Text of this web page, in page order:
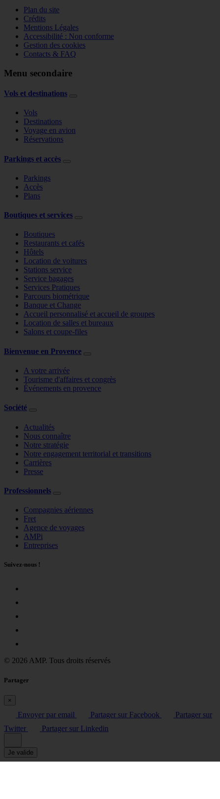
Plan du site
Crédits
Mentions Légales
Accessibilité : Non conforme
Gestion des cookies
Contacts & FAQ
Menu secondaire
Vols et destinations
Vols
Destinations
Voyage en avion
Réservations
Parkings et accès
Parkings
Accès
Plans
Boutiques et services
Boutiques
Restaurants et cafés
Hôtels
Location de voitures
Stations service
Service bagages
Services Pratiques
Parcours biométrique
Banque et Change
Accueil personnalisé et accueil de groupes
Location de salles et bureaux
Salons et coupe-files
Bienvenue en Provence
A votre arrivée
Tourisme d'affaires et congrès
Événements en provence
Société
Actualités
Nous connaître
Notre stratégie
Notre engagement territorial et transitions
Carrières
Presse
Professionnels
Compagnies aériennes
Fret
Agence de voyages
AMPi
Entreprises
Suivez-nous !
© 2026 AMP. Tous droits réservés
Partager
×
Envoyer par email Partager sur Facebook
Partager sur
Twitter
Partager sur Linkedin
Je valide